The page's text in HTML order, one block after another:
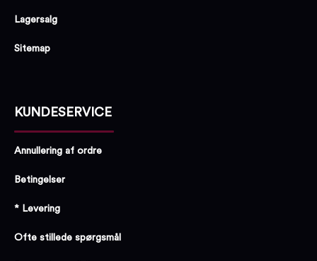
Lagersalg
Sitemap
KUNDESERVICE
Annullering af ordre
Betingelser
* Levering
Ofte stillede spørgsmål